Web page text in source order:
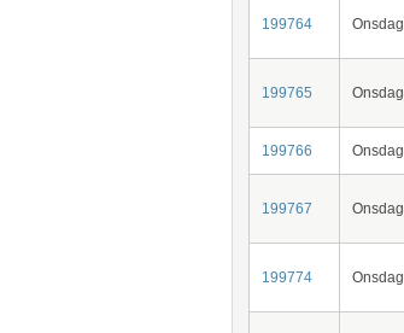
199764 Onsdag
199765 Onsdag
199766 Onsdag
199767 Onsdag
199774 Onsdag